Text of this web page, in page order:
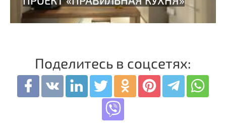
Поделитесь в соцсетях: